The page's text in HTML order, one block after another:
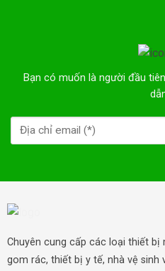
Bạn có muốn là người đầu
Chuyên cung cấp các loại thiết bị
gom rác, thiết bị y tế, nhà vệ sinh